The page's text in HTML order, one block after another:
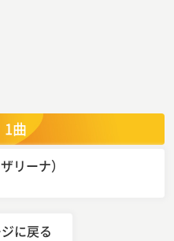
曲
リーナ）
に戻る